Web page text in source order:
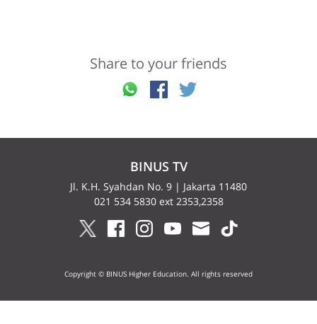
Share to your friends
BINUS TV
Jl. K.H. Syahdan No. 9 | Jakarta 11480
021 534 5830 ext 2353,2358
Copyright © BINUS Higher Education. All rights reserved